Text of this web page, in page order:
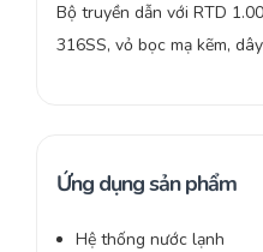
Bộ truyền dẫn với RTD
316SS, vỏ bọc mạ kẽm,
Ứng dụng sản phẩm
Hệ thống nước lạnh